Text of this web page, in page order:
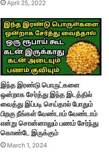
April 25, 2022
இந்த இரண்டு பொருட்களை
ஒன்றாக சேர்த்து இந்த இடத்தில்
வைத்து இப்படி செய்தால் போதும்
பிறகு நீங்கள் வேண்டாம் வேண்டாம்
என்று சொன்னாலும் பணம் சேர்ந்து
கொண்டே இருக்கும்
March 1, 2024